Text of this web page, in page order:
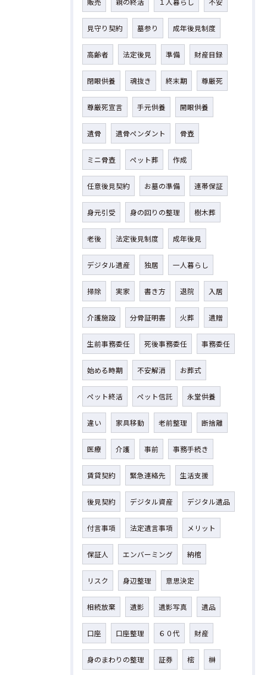
見守り契約 墓参り 成年後見制度
高齢者 法定後見 準備 財産目録
閉眼供養 魂抜き 終末期 尊厳死
尊厳死宣言 手元供養 開眼供養
遺骨 遺骨ペンダント 骨壺
ミニ骨壺 ペット葬 作成
任意後見契約 お墓の準備 連帯保証
身元引受 身の回りの整理 樹木葬
老後 法定後見制度 成年後見
デジタル遺産 独居 一人暮らし
掃除 実家 書き方 退院 入居
介護施設 分骨証明書 火葬 遺贈
生前事務委任 死後事務委任 事務委任
始める時期 不安解消 お葬式
ペット終活 ペット信託 永堂供養
違い 家具移動 老前整理 断捨離
医療 介護 事前 事務手続き
賃貸契約 緊急連絡先 生活支援
後見契約 デジタル資産 デジタル遺品
付言事項 法定遺言事項 メリット
保証人 エンバーミング 納棺
リスク 身辺整理 意思決定
相続放棄 遺影 遺影写真 遺品
口座 口座整理 ６０代 財産
身のまわりの整理 証券 樒 榊